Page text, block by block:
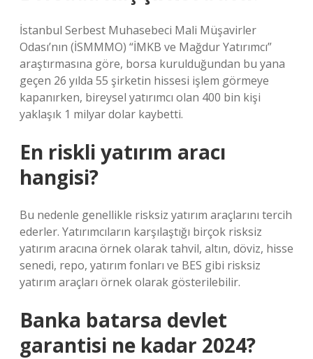
İstanbul Serbest Muhasebeci Mali Müşavirler
Odası’nın (İSMMMO) “İMKB ve Mağdur Yatırımcı”
araştırmasına göre, borsa kurulduğundan bu yana
geçen 26 yılda 55 şirketin hissesi işlem görmeye
kapanırken, bireysel yatırımcı olan 400 bin kişi
yaklaşık 1 milyar dolar kaybetti.
En riskli yatırım aracı
hangisi?
Bu nedenle genellikle risksiz yatırım araçlarını tercih
ederler. Yatırımcıların karşılaştığı birçok risksiz
yatırım aracına örnek olarak tahvil, altın, döviz, hisse
senedi, repo, yatırım fonları ve BES gibi risksiz
yatırım araçları örnek olarak gösterilebilir.
Banka batarsa devlet
garantisi ne kadar 2024?